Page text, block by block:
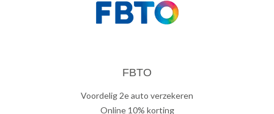
FBTO
Voordelig 2e auto verzekeren
Online 10% korting